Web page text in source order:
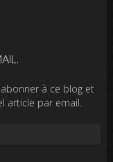
à ce blog et
article par email.